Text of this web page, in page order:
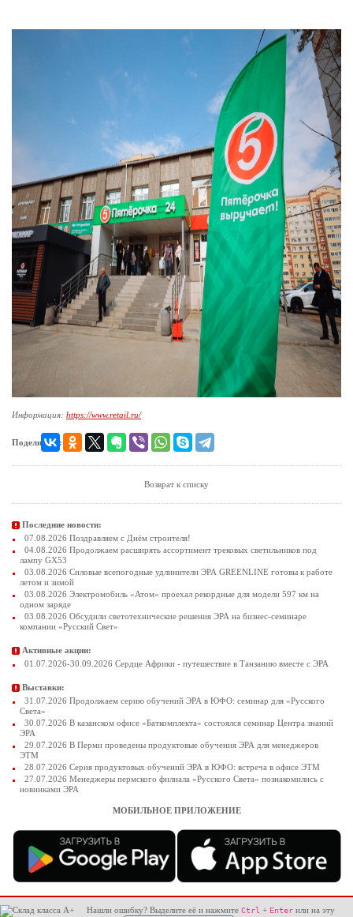
Информация: https://www.retail.ru/
Поделиться:
Возврат к списку
Последние новости:
07.08.2026 Поздравляем с Днём строителя!
04.08.2026 Продолжаем расширять ассортимент трековых светильников под
лампу GX53
03.08.2026 Силовые всепогодные удлинители ЭРА GREENLINE готовы к работе
летом и зимой
03.08.2026 Электромобиль «Атом» проехал рекордные для модели 597 км на
одном заряде
03.08.2026 Обсудили светотехнические решения ЭРА на бизнес-семинаре
компании «Русский Свет»
Активные акции:
01.07.2026-30.09.2026 Сердце Африки - путешествие в Танзанию вместе с ЭРА
Выставки:
31.07.2026 Продолжаем серию обучений ЭРА в ЮФО: семинар для «Русского
Света»
30.07.2026 В казанском офисе «Баткомплекта» состоялся семинар Центра знаний
ЭРА
29.07.2026 В Перми проведены продуктовые обучения ЭРА для менеджеров
ЭТМ
28.07.2026 Серия продуктовых обучений ЭРА в ЮФО: встреча в офисе ЭТМ
27.07.2026 Менеджеры пермского филиала «Русского Света» познакомились с
новинками ЭРА
МОБИЛЬНОЕ ПРИЛОЖЕНИЕ
Нашли ошибку? Выделите её и нажмите Ctrl + Enter или на эту